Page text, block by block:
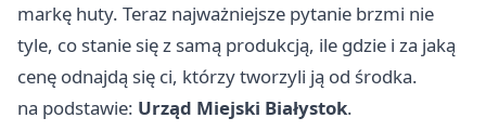
markę huty. Teraz najważniejsze pytanie brzmi nie
tyle, co stanie się z samą produkcją, ile gdzie i za jaką
cenę odnajdą się ci, którzy tworzyli ją od środka.
na podstawie: Urząd Miejski Białystok.